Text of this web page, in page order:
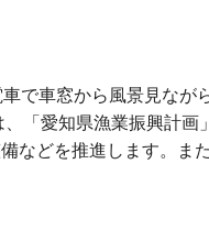
で車窓から風景見なが
「愛知県漁業振興計画
などを推進します。ま